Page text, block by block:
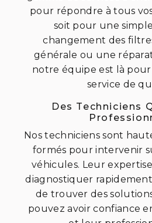
pour répondre à tous
soit pour une
changement des
générale ou une
notre équipe est là
service de
Des Techniciens
Nos techniciens sont
formés pour intervenir
véhicules. Leur
diagnostiquer
de trouver des
pouvez avoir confiance